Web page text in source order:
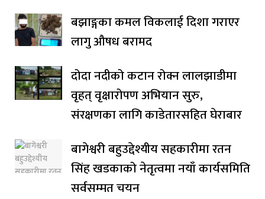
बझाङ्गका कमल विकलाई दिशा गराएर
लागु औषध बरामद
दोदा नदीको कटान रोक्न लालझाडीमा
वृहत् वृक्षारोपण अभियान सुरु,
संरक्षणका लागि काडेतारसहित घेराबार
बागेश्वरी बहुउद्देश्यीय सहकारीमा रतन
सिंह खडकाको नेतृत्वमा नयाँ कार्यसमिति
सर्वसम्मत चयन